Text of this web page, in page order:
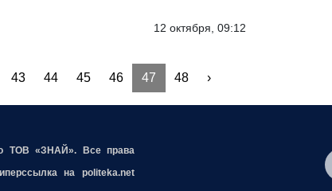
12 октября, 09:12
43 44 45 46 47 48 ›
ТОВ «ЗНАЙ». Все права
на politeka.net